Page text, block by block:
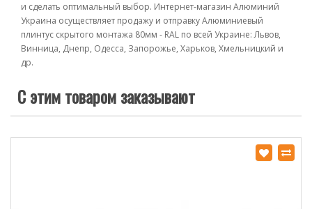
и сделать оптимальный выбор. Интернет-магазин Алюминий
Украина осуществляет продажу и отправку Алюминиевый
плинтус скрытого монтажа 80мм - RAL по всей Украине: Львов,
Винница, Днепр, Одесса, Запорожье, Харьков, Хмельницкий и
др.
С этим товаром заказывают